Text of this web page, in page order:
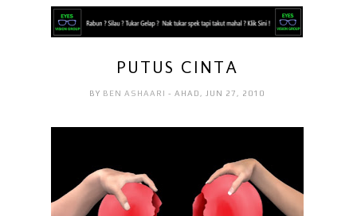
PUTUS CINTA
BY BEN ASHAARI- AHAD, JUN 27, 2010